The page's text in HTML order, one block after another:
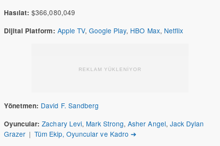
Hasılat: $366,080,049
Dijital Platform: Apple TV, Google Play, HBO Max, Netflix
REKLAM YÜKLENİYOR
Yönetmen: David F. Sandberg
Oyuncular: Zachary Levi, Mark Strong,Asher Angel, Jack Dylan
Grazer | Tüm Ekip, Oyuncular ve Kadro ➔